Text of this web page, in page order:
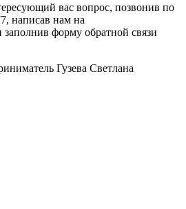
вас вопрос, позвонив по
написав нам на
заполнив форму обратной связи
Гузева Светлана